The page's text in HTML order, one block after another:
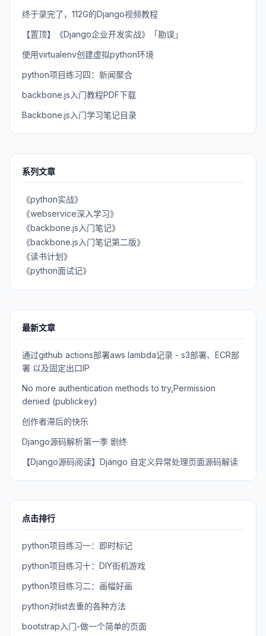
终于录完了，112G的Django视频教程
【置顶】《Django企业开发实战》「勘误」
使用virtualenv创建虚拟python环境
python项目练习四：新闻聚合
backbone.js入门教程PDF下载
Backbone.js入门学习笔记目录
系列文章
《python实战》
《webservice深入学习》
《backbone.js入门笔记》
《backbone.js入门笔记第二版》
《读书计划》
《python面试记》
最新文章
通过github actions部署aws lambda记录 - s3部署、ECR部
署 以及固定出口IP
No more authentication methods to try,Permission
denied (publickey)
创作者滞后的快乐
Django源码解析第一季 剧终
【Django源码阅读】Django 自定义异常处理页面源码解读
点击排行
python项目练习一：即时标记
python项目练习十：DIY街机游戏
python项目练习二：画幅好画
python对list去重的各种方法
bootstrap入门-做一个简单的页面